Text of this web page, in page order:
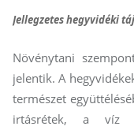
Jellegzetes hegyvidéki
Növénytani
jelentik. A
természet
irtásrétek, a víz